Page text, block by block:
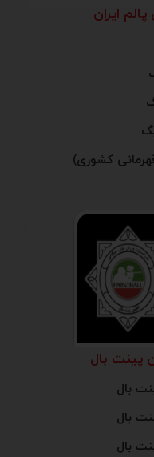
کشوری)
ایران
بال
پینت بال